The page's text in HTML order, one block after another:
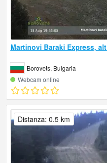
Martinovi Baraki Express,
Borovets, Bulgaria
Webcam online
Distanza: 0.5 km